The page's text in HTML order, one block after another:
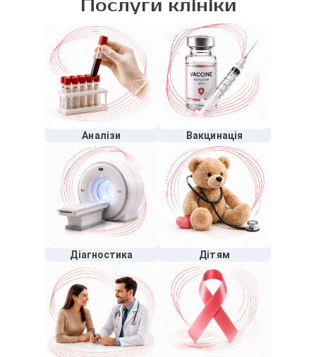
Послуги клініки
Аналізи Вакцинація
Діагностика Дітям